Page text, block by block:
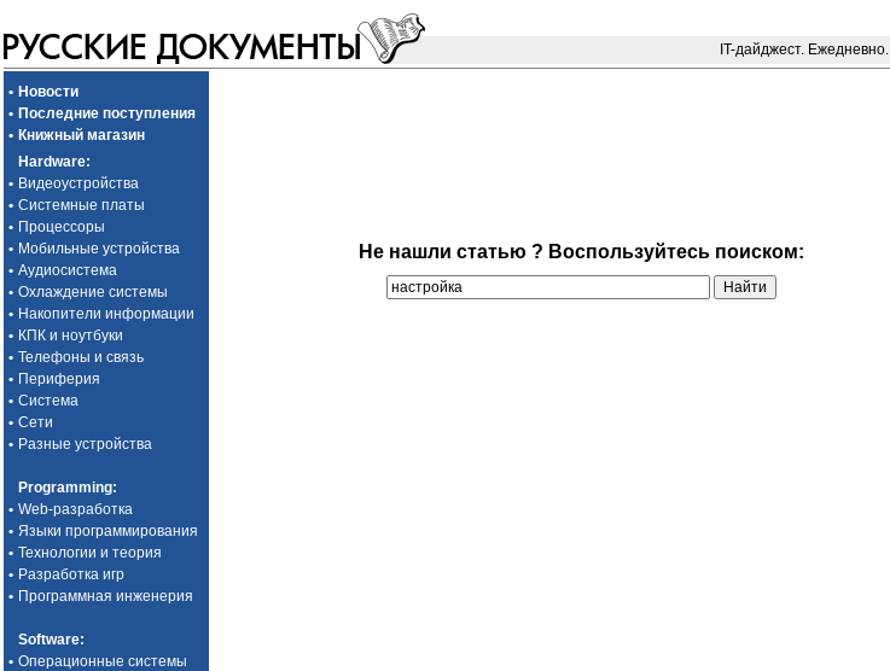
IT-дайджест. Ежедневно.
• Новости
• Последние поступления
• Книжный магазин
Hardware:
• Видеоустройства
• Системные платы
• Процессоры
• Мобильные устройства
• Аудиосистема
• Охлаждение системы
• Накопители информации
• КПК и ноутбуки
• Телефоны и связь
• Периферия
• Система
• Сети
• Разные устройства
Programming:
• Web-разработка
• Языки программирования
• Технологии и теория
• Разработка игр
• Программная инженерия
Software:
• Операционные системы
Не нашли статью ? Воспользуйтесь поиском: